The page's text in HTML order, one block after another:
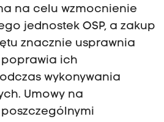
na celu wzmocnienie
jednostek OSP, a zakup
znacznie usprawnia
ich
wykonywania
Umowy na